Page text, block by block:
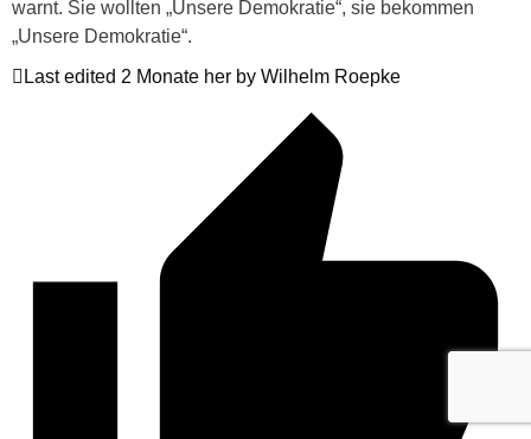
warnt. Sie wollten „Unsere Demokratie“, sie bekommen
„Unsere Demokratie“.
Last edited 2 Monate her by Wilhelm Roepke